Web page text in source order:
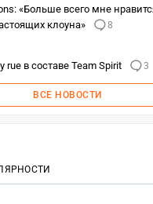
«Больше всего мне
клоуна»
8
rue в составе Team Spirit
3
ВСЕ НОВОСТИ